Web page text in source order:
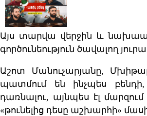
Այս տարվա վերջին և
գործունեություն ծավալող
Աշոտ Մանուչարյանը,
պատմում են ինչպես բենդի,
դառնալու, այնպես էլ
«թունելից դեսը աշխարհի»